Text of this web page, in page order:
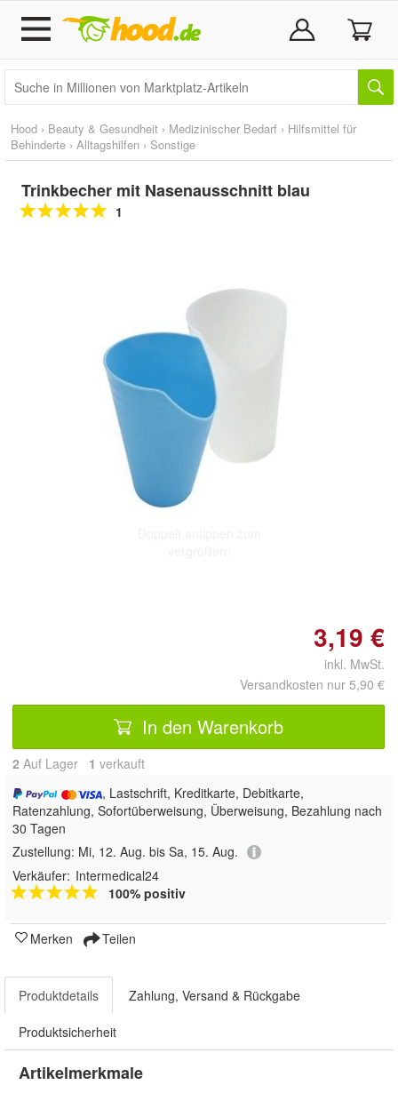
Hood › Beauty & Gesundheit › Medizinischer Bedarf › Hilfsmittel für
Behinderte › Alltagshilfen › Sonstige
Trinkbecher mit Nasenausschnitt blau
1
3,19 €
inkl. MwSt.
Versandkosten nur 5,90 €
In den Warenkorb
2 Auf Lager 1 verkauft
, Lastschrift, Kreditkarte, Debitkarte,
Ratenzahlung, Sofortüberweisung, Überweisung, Bezahlung nach
30 Tagen
Zustellung: Mi, 12. Aug. bis Sa, 15. Aug.
Verkäufer: Intermedical24
100% positiv
Merken Teilen
Produktdetails Zahlung, Versand & Rückgabe
Produktsicherheit
Artikelmerkmale